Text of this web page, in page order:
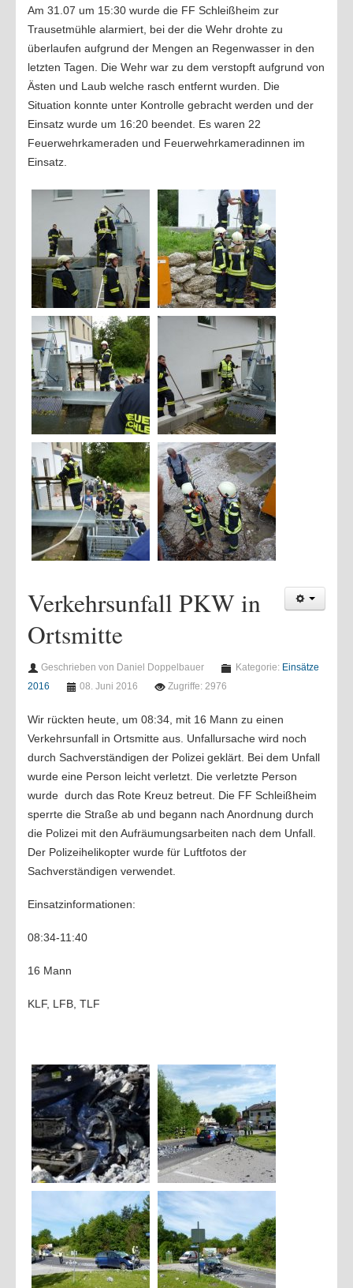
Am 31.07 um 15:30 wurde die FF Schleißheim zur
Trausetmühle alarmiert, bei der die Wehr drohte zu
überlaufen aufgrund der Mengen an Regenwasser in den
letzten Tagen. Die Wehr war zu dem verstopft aufgrund von
Ästen und Laub welche rasch entfernt wurden. Die
Situation konnte unter Kontrolle gebracht werden und der
Einsatz wurde um 16:20 beendet. Es waren 22
Feuerwehrkameraden und Feuerwehrkameradinnen im
Einsatz.
Verkehrsunfall PKW in
Ortsmitte
Geschrieben von Daniel Doppelbauer Kategorie: Einsätze
2016
08. Juni 2016 Zugriffe: 2976
Wir rückten heute, um 08:34, mit 16 Mann zu einen
Verkehrsunfall in Ortsmitte aus. Unfallursache wird noch
durch Sachverständigen der Polizei geklärt. Bei dem Unfall
wurde eine Person leicht verletzt. Die verletzte Person
wurde durch das Rote Kreuz betreut. Die FF Schleißheim
sperrte die Straße ab und begann nach Anordnung durch
die Polizei mit den Aufräumungsarbeiten nach dem Unfall.
Der Polizeihelikopter wurde für Luftfotos der
Sachverständigen verwendet.
Einsatzinformationen:
08:34-11:40
16 Mann
KLF, LFB, TLF